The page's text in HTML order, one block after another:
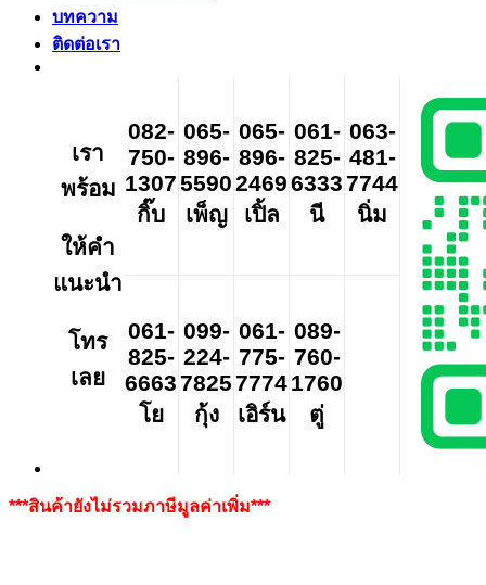
บทความ
ติดต่อเรา
เรา
พร้อม
ให้คำ
แนะนำ
โทร
เลย
082-
750-
1307
กิ๊บ
065-
896-
5590
เพ็ญ
065-
896-
2469
เปิ้ล
061-
825-
6333
นี
063-
481-
7744
นิ่ม
061-
825-
6663
โย
099-
224-
7825
กุ้ง
061-
775-
7774
เอิร์น
089-
760-
1760
ตู่
***สินค้ายังไม่รวมภาษีมูลค่าเพิ่ม***